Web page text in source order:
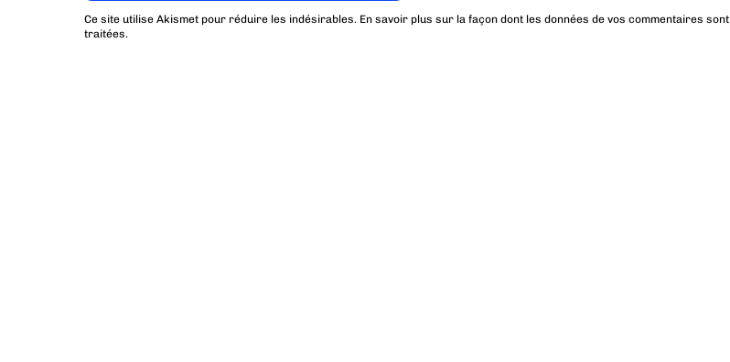
Ce site utilise Akismet pour réduire les indésirables. En savoir plus sur la façon dont les données de vos commentaires sont
traitées.